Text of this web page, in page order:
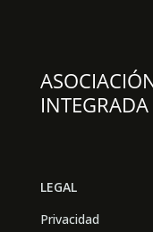
LEGAL
Privacidad